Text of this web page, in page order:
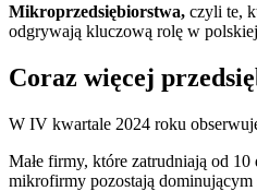
Mikroprzedsiębiorstwa, czyli te,
odgrywają kluczową rolę w
Coraz więcej
W IV kwartale 2024 roku
Małe firmy, które zatrudniają od
mikrofirmy pozostają